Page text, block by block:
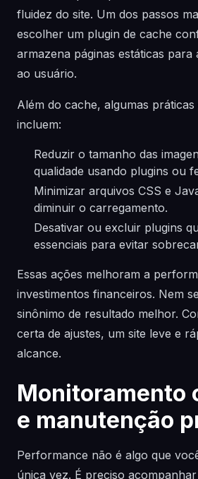
fluidez do site. Um dos passos
escolher um plugin de cache
armazena páginas estáticas para
ao usuário.
Além do cache, algumas práticas
incluem:
Reduzir o tamanho das
qualidade usando plugins ou
Minimizar arquivos CSS e
diminuir o carregamento.
Desativar ou excluir plugins
essenciais para evitar
Essas ações melhoram a
investimentos financeiros. Nem
sinônimo de resultado melhor.
certa de ajustes, um site leve e
alcance.
Monitoramento
e manutenção
Performance não é algo que
única vez. É preciso